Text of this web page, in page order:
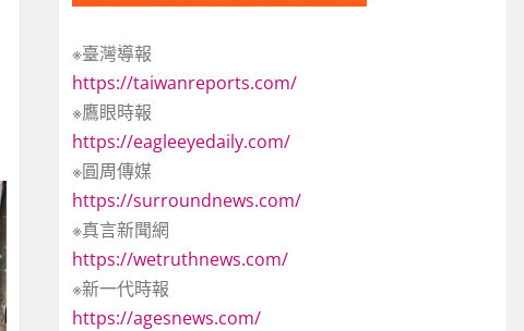
※臺灣導報
https://taiwanreports.com/
※鷹眼時報
https://eagleeyedaily.com/
※圓周傳媒
https://surroundnews.com/
※真言新聞網
https://wetruthnews.com/
※新一代時報
https://agesnews.com/